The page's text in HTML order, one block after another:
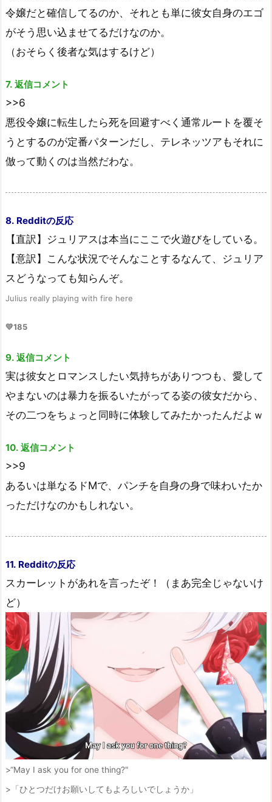
令嬢だと確信してるのか、それとも単に彼女自身のエゴ
がそう思い込ませてるだけなのか。
（おそらく後者な気はするけど）
7. 返信コメント
>>6
悪役令嬢に転生したら死を回避すべく通常ルートを覆そ
うとするのが定番パターンだし、テレネッツアもそれに
倣って動くのは当然だわな。
8. Redditの反応
【直訳】ジュリアスは本当にここで火遊びをしている。
【意訳】こんな状況でそんなことするなんて、ジュリア
スどうなっても知らんぞ。
Julius really playing with fire here
💛185
9. 返信コメント
実は彼女とロマンスしたい気持ちがありつつも、愛して
やまないのは暴力を振るいたがってる姿の彼女だから、
その二つをちょっと同時に体験してみたかったんだよｗ
10. 返信コメント
>>9
あるいは単なるドMで、パンチを自身の身で味わいたか
っただけなのかもしれない。
11. Redditの反応
スカーレットがあれを言ったぞ！（まあ完全じゃないけ
ど）
“May I ask you for one thing?"
「ひとつだけお願いしてもよろしいでしょうか」